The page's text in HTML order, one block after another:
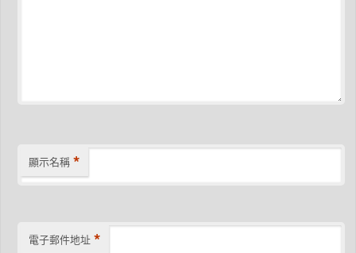
顯示名稱 *
電子郵件地址 *